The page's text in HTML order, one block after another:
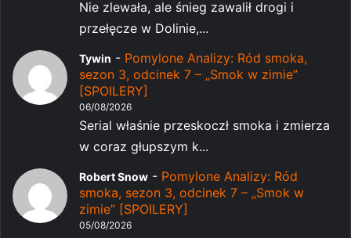
Nie zlewała, ale śnieg zawalił drogi i
przełęcze w Dolinie,...
Tywin - Pomylone Analizy: Ród smoka,
sezon 3, odcinek 7 – „Smok w zimie”
[SPOILERY]
06/08/2026
Serial właśnie przeskoczł smoka i zmierza
w coraz głupszym k...
Robert Snow - Pomylone Analizy: Ród
smoka, sezon 3, odcinek 7 – „Smok w
zimie” [SPOILERY]
05/08/2026